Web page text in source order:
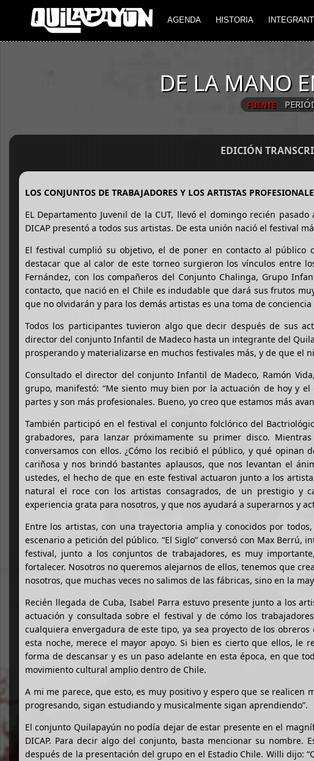
AGENDA HISTORIA
DE LA MANO
FUENTE
EDICIÓN
LOS CONJUNTOS DE TRABAJADORES Y LOS ARTISTAS
EL Departamento Juvenil de la CUT, llevó el domingo recién
DICAP presentó a todos sus artistas. De esta unión nació el festival
El festival cumplió su objetivo, el de poner en contacto al
destacar que al calor de este torneo surgieron los vínculos entre
Fernández, con los compañeros del Conjunto Chalinga, Grupo
contacto, que nació en el Chile es indudable que dará sus frutos
que no olvidarán y para los demás artistas es una toma de
Todos los participantes tuvieron algo que decir después de sus
director del conjunto Infantil de Madeco hasta un integrante del
prosperando y materializarse en muchos festivales más, y de que el
Consultado el director del conjunto Infantil de Madeco, Ramón
grupo, manifestó: “Me siento muy bien por la actuación de hoy y
partes y son más profesionales. Bueno, yo creo que estamos más
También participó en el festival el conjunto folclórico del
grabadores, para lanzar próximamente su primer disco.
conversamos con ellos. ¿Cómo los recibió el público, y qué opinan
cariñosa y nos brindó bastantes aplausos, que nos levantan el
ustedes, el hecho de que en este festival actuaron junto a los
natural el roce con los artistas consagrados, de un prestigio y
experiencia grata para nosotros, y que nos ayudará a superarnos y
Entre los artistas, con una trayectoria amplia y conocidos por
escenario a petición del público. “El Siglo” conversó con Max
festival, junto a los conjuntos de trabajadores, es muy
fortalecer. Nosotros no queremos alejarnos de ellos, tenemos que
nosotros, que muchas veces no salimos de las fábricas, sino en la
Recién llegada de Cuba, Isabel Parra estuvo presente junto a los
actuación y consultada sobre el festival y de cómo los
cualquiera envergadura de este tipo, ya sea proyecto de los
esta noche, merece el mayor apoyo. Si bien es cierto que ellos, le
forma de descansar y es un paso adelante en esta época, en que
movimiento cultural amplio dentro de Chile.
A mi me parece, que esto, es muy positivo y espero que se realicen
progresando, sigan estudiando y musicalmente sigan aprendiendo”.
El conjunto Quilapayún no podía dejar de estar presente en el
DICAP. Para decir algo del conjunto, basta mencionar su
después de la presentación del grupo en el Estadio Chile. Willi dijo: